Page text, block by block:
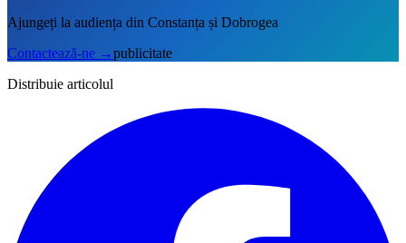
Ajungeți la audiența din Constanța și Dobrogea
Contactează-ne →publicitate
Distribuie articolul